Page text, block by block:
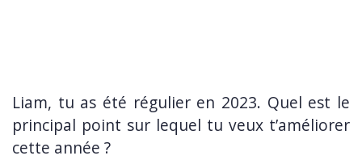
Liam, tu as été régulier en 2023. Quel est le
principal point sur lequel tu veux t’améliorer
cette année ?